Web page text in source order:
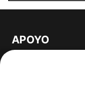
APOYO